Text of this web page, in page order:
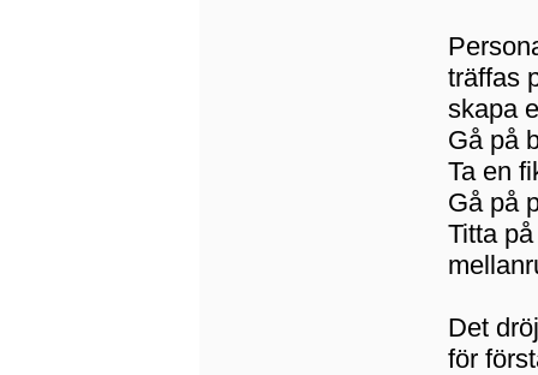
träffas
skapa
Gå på
Ta en
Gå på
Titta
Det
för